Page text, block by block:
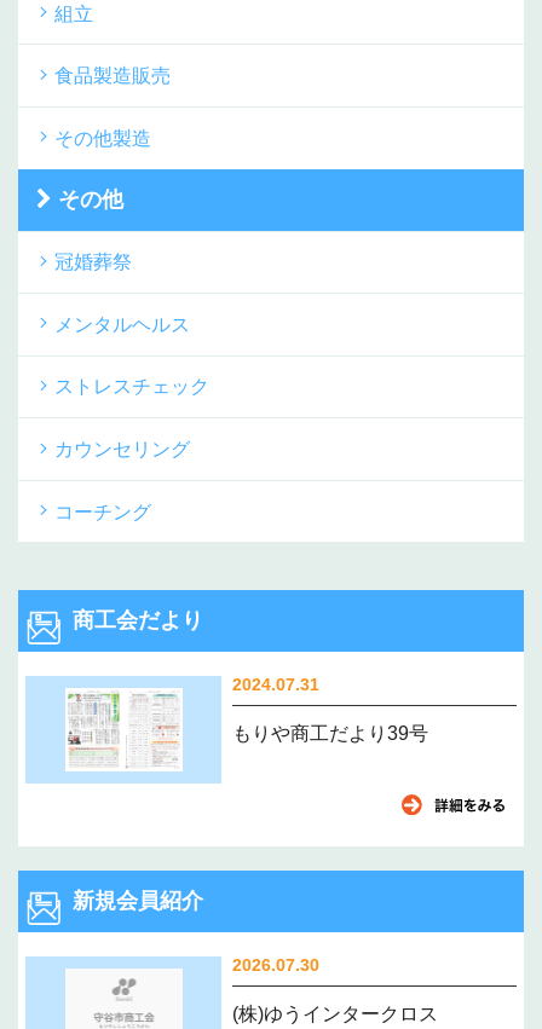
組立
食品製造販売
その他製造
その他
冠婚葬祭
メンタルヘルス
ストレスチェック
カウンセリング
コーチング
商工会だより
2024.07.31
もりや商工だより39号
新規会員紹介
2026.07.30
(株)ゆうインタークロス